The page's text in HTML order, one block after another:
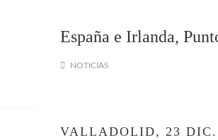
España e Irlanda,
NOTICIAS
VALLADOLID, 23 DIC.